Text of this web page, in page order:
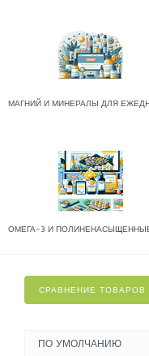
СРАВНЕНИЕ ТОВАРОВ